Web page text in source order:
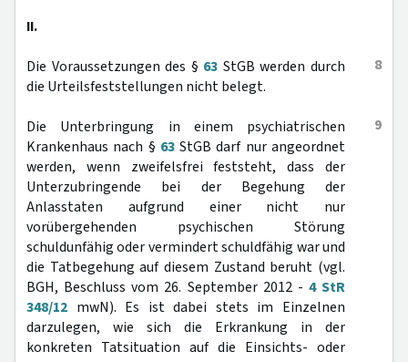
II.
8
Die Voraussetzungen des § 63 StGB werden durch
die Urteilsfeststellungen nicht belegt.
9
Die Unterbringung in einem psychiatrischen
Krankenhaus nach § 63StGB darf nur angeordnet
werden, wenn zweifelsfrei feststeht, dass der
Unterzubringende bei der Begehung der
Anlasstaten aufgrund einer nicht nur
vorübergehenden psychischen Störung
schuldunfähig oder vermindert schuldfähig war und
die Tatbegehung auf diesem Zustand beruht (vgl.
BGH, Beschluss vom 26. September 2012 - 4 StR
348/12 mwN). Es ist dabei stets im Einzelnen
darzulegen, wie sich die Erkrankung in der
konkreten Tatsituation auf die Einsichts- oder